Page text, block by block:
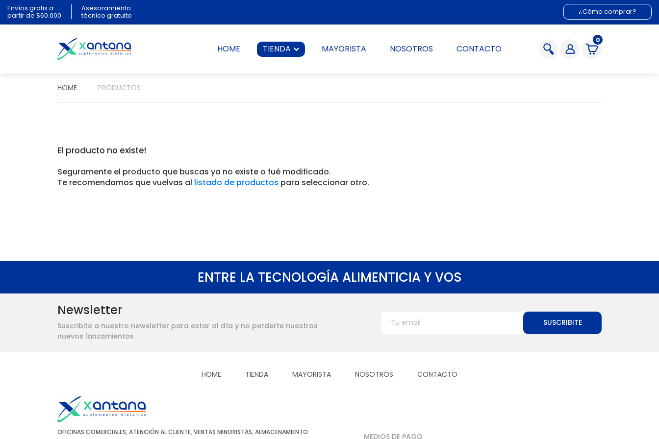
Envíos gratis a
partir de $60.000
Asesoramiento
técnico gratuito ¿Cómo comprar?
HOME TIENDA MAYORISTA NOSOTROS CONTACTO
0
HOME PRODUCTOS
El producto no existe!
Seguramente el producto que buscas ya no existe o fué modificado.
Te recomendamos que vuelvas al listado de productos para seleccionar otro.
ENTRE LA TECNOLOGÍA ALIMENTICIA Y VOS
Newsletter
Suscribite a nuestro newsletter para estar al día y no perderte nuestros
nuevos lanzamientos
SUSCRIBITE
HOME TIENDA MAYORISTA NOSOTROS CONTACTO
OFICINAS COMERCIALES, ATENCIÓN AL CLIENTE, VENTAS MINORISTAS, ALMACENAMIENTO
MEDIOS DE PAGO